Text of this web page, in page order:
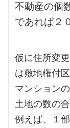
不動産の個
であれば２
仮に住所変
は敷地権付
マンション
土地の数の
例えば、
１